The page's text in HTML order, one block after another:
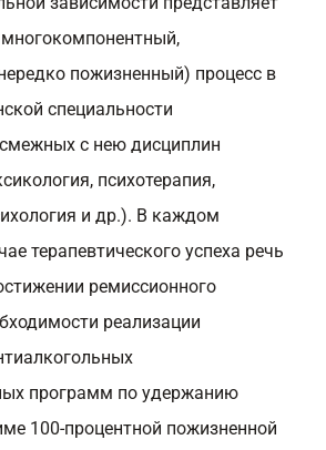
пожизненный) процесс в
специальности
с нею дисциплин
психотерапия,
и др.). В каждом
терапевтического успеха речь
ремиссионного
реализации
программ по удержанию
100-процентной пожизненной